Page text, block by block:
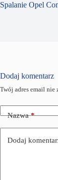
Spalanie Opel
Dodaj komentarz
Twój adres email
Nazwa*
Dodaj